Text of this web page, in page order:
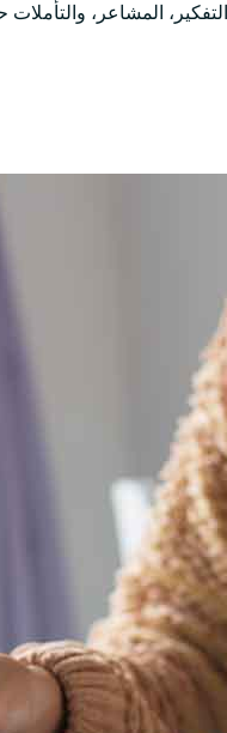
المشاعر، والتأملات